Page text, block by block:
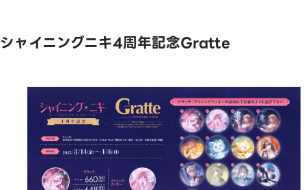
シャイニングニキ4周年記念Gratte